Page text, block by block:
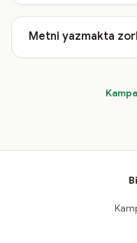
Metni yazmakta